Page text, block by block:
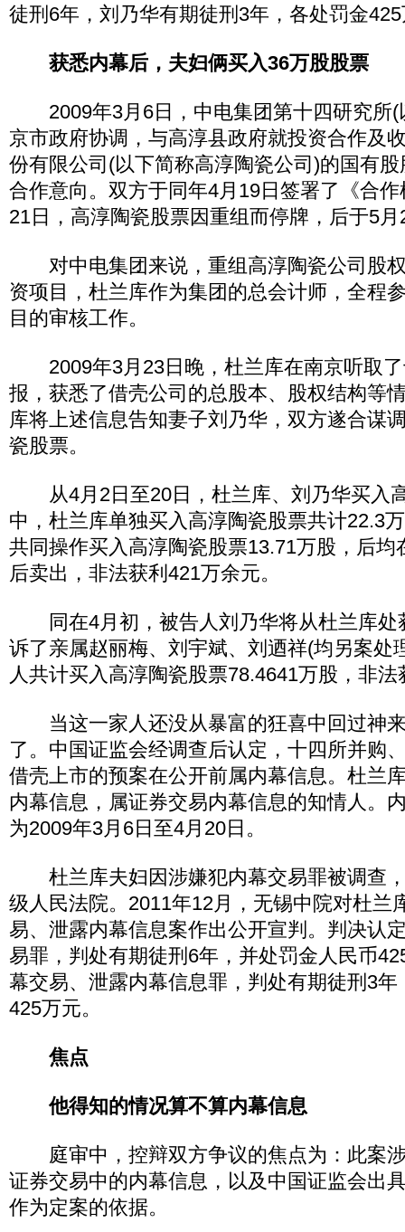
徒刑6年，刘乃华有期徒刑3年，各处罚金
获悉内幕后，夫妇俩买入36万股股票
2009年3月6日，中电集团第十四研究所(
京市政府协调，与高淳县政府就投资合作及
份有限公司(以下简称高淳陶瓷公司)的国有
合作意向。双方于同年4月19日签署了《合
21日，高淳陶瓷股票因重组而停牌，后于5
对中电集团来说，重组高淳陶瓷公司股
资项目，杜兰库作为集团的总会计师，全程
目的审核工作。
2009年3月23日晚，杜兰库在南京听取了
报，获悉了借壳公司的总股本、股权结构等
库将上述信息告知妻子刘乃华，双方遂合谋
瓷股票。
从4月2日至20日，杜兰库、刘乃华买入
中，杜兰库单独买入高淳陶瓷股票共计22.3
共同操作买入高淳陶瓷股票13.71万股，后均
后卖出，非法获利421万余元。
同在4月初，被告人刘乃华将从杜兰库处
诉了亲属赵丽梅、刘宇斌、刘迺祥(均另案处
人共计买入高淳陶瓷股票78.4641万股，非
当这一家人还没从暴富的狂喜中回过神
了。中国证监会经调查后认定，十四所并购
借壳上市的预案在公开前属内幕信息。杜兰
内幕信息，属证券交易内幕信息的知情人。
为2009年3月6日至4月20日。
杜兰库夫妇因涉嫌犯内幕交易罪被调查
级人民法院。2011年12月，无锡中院对杜兰
易、泄露内幕信息案作出公开宣判。判决认
易罪，判处有期徒刑6年，并处罚金人民币
幕交易、泄露内幕信息罪，判处有期徒刑3
425万元。
焦点
他得知的情况算不算内幕信息
庭审中，控辩双方争议的焦点为：此案
证券交易中的内幕信息，以及中国证监会出
作为定案的依据。